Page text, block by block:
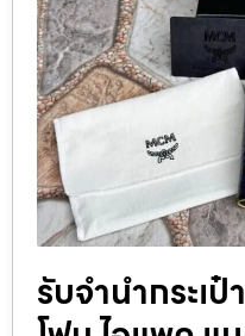
รับจำนำกระเ